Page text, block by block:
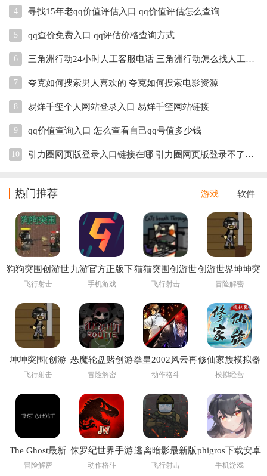
4 寻找15年老qq价值评估入口 qq价值评估怎么查询
5 qq查价免费入口 qq评估价格查询方式
6 三角洲行动24小时人工客服电话 三角洲行动怎么找人工客服
7 夸克如何搜索男人喜欢的 夸克如何搜索电影资源
8 易烊千玺个人网站登录入口 易烊千玺网站链接
9 qq价值查询入口 怎么查看自己qq号值多少钱
10 引力圈网页版登录入口链接在哪 引力圈网页版登录不了怎么办
热门推荐 游戏 软件
狗狗突围创游世
界
飞行射击
九游官方正版下
载
手机游戏
猫猫突围创游世
界
飞行射击
创游世界坤坤突
围小游戏
冒险解密
坤坤突围(创游
世界)
飞行射击
恶魔轮盘赌创游
版(创游世界)
冒险解密
拳皇2002风云再
起
动作格斗
修仙家族模拟器
6.2
模拟经营
The Ghost最新
版下载2026
冒险解密
侏罗纪世界手游
(Jurassic World
动作格斗
逃离暗影最新版
1.307 版本
飞行射击
phigros下载安卓
最新版2026
手机游戏